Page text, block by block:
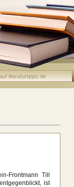
Frontmann Till
ist